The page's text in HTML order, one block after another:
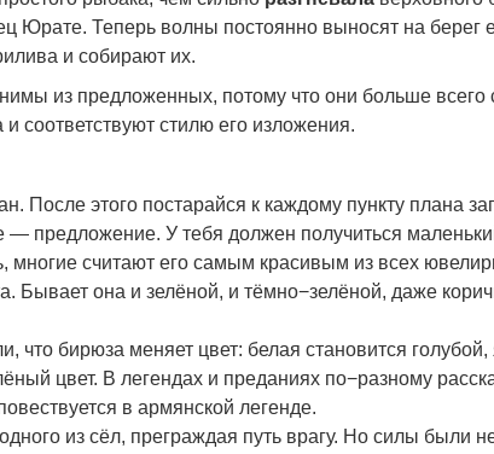
Юрате. Теперь волны постоянно выносят на берег
и собирают их.
из предложенных, потому что они больше всего
соответствуют стилю его изложения.
После этого постарайся к каждому пункту плана
предложение. У тебя должен получиться
считают его самым красивым из всех
Бывает она и зелёной, и тёмно−зелёной, даже
что бирюза меняет цвет: белая становится голубой,
цвет. В легендах и преданиях по−разному
в армянской легенде.
из сёл, преграждая путь врагу. Но силы были